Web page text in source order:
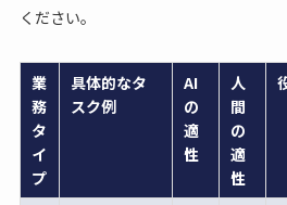
ください。
業
務
タ
イ
プ
具体的なタ
スク例
AI
の
適
性
人
間
の
適
性